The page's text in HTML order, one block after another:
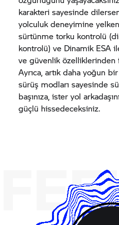
karakteri sayesinde
yolculuk deneyimine
sürtünme torku kontrolü
kontrolü) ve Dinamik ESA
ve güvenlik özelliklerinden
Ayrıca, artık daha yoğun
sürüş modları sayesinde
başınıza, ister yol
güçlü hissedeceksiniz.